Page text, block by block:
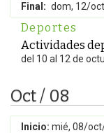
Final: dom, 12/
Deportes
Actividades
del 10 al 12 de
Oct / 08
Inicio: mié, 08/